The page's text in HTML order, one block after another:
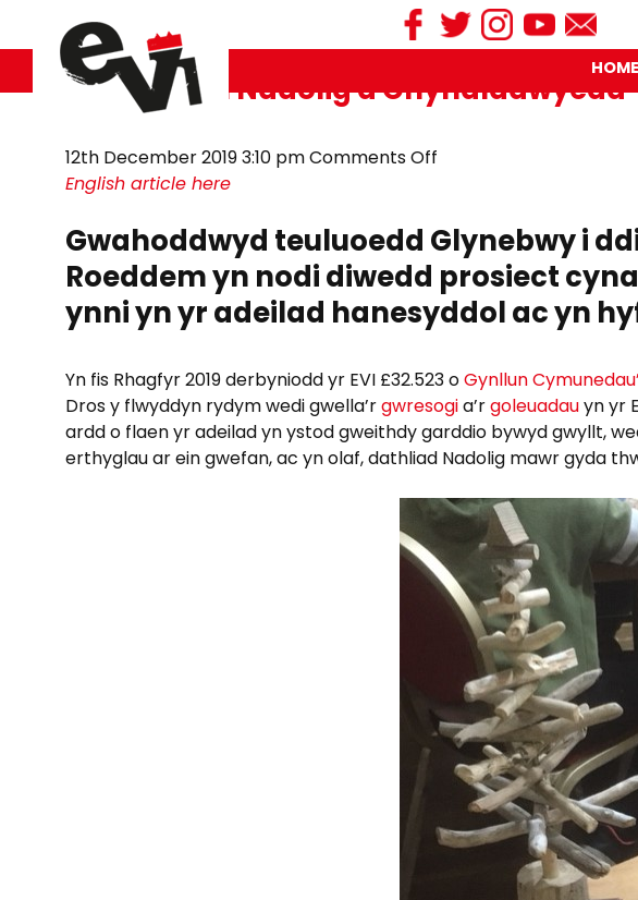
HOME
Tag Archive: dathliad
Dathliadau Nadolig a Chynaladwyedd
12th December 2019 3:10 pmComments Off
a
Chynaladwyedd
English article here
Gwahoddwyd teuluoedd Glynebwy i
Roeddem yn nodi diwedd prosiect
ynni yn yr adeilad hanesyddol ac yn
Yn fis Rhagfyr 2019 derbyniodd yr EVI £32.523 oGynllun
Dros y flwyddyn rydym wedi gwella’rgwresogia’rgoleuadauyn yr
ardd o flaen yr adeilad yn ystod gweithdy garddio bywyd gwyllt,
erthyglau ar ein gwefan, ac yn olaf, dathliad Nadolig mawr gyda